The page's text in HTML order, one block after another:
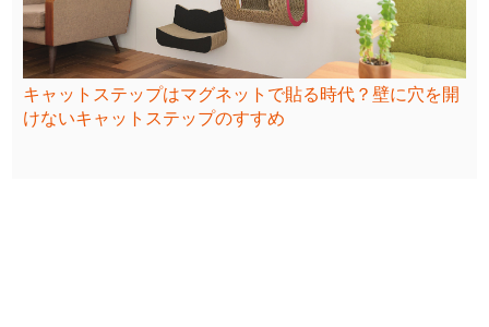
キャットステップはマグネットで貼る時代？壁に穴を開
けないキャットステップのすすめ